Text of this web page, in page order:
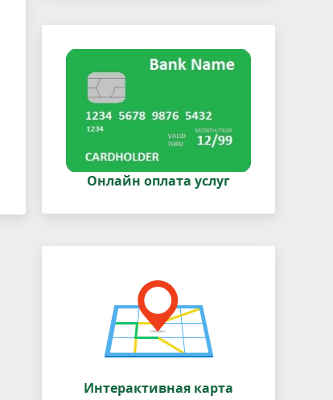
Онлайн оплата услуг
Интерактивная карта